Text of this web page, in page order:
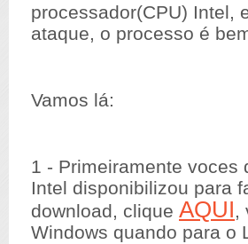
processador(CPU) Intel,
ataque, o processo é
Vamos lá:
1 - Primeiramente voces
Intel disponibilizou para
download, clique AQUI,
Windows quando para o